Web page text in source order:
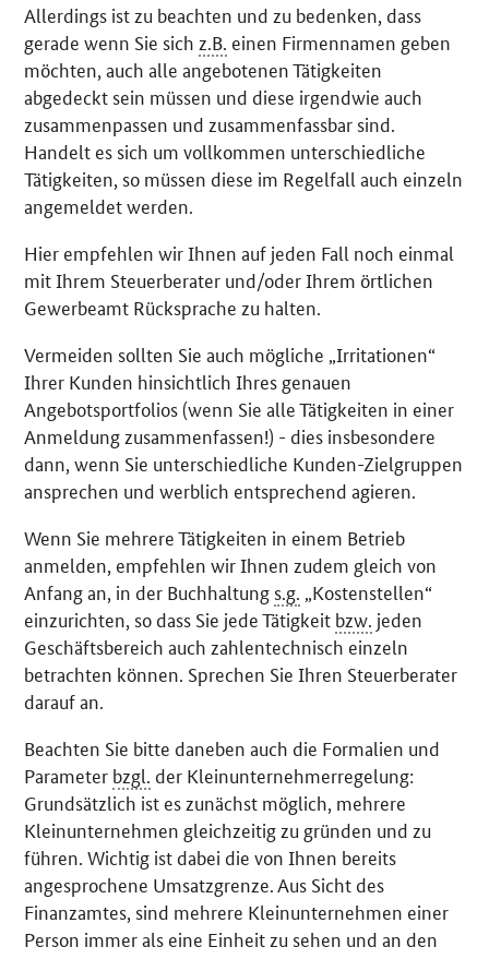
Allerdings ist zu beachten und zu bedenken, dass
gerade wenn Sie sich z.B. einen Firmennamen geben
möchten, auch alle angebotenen Tätigkeiten
abgedeckt sein müssen und diese irgendwie auch
zusammenpassen und zusammenfassbar sind.
Handelt es sich um vollkommen unterschiedliche
Tätigkeiten, so müssen diese im Regelfall auch einzeln
angemeldet werden.
Hier empfehlen wir Ihnen auf jeden Fall noch einmal
mit Ihrem Steuerberater und/oder Ihrem örtlichen
Gewerbeamt Rücksprache zu halten.
Vermeiden sollten Sie auch mögliche „Irritationen“
Ihrer Kunden hinsichtlich Ihres genauen
Angebotsportfolios (wenn Sie alle Tätigkeiten in einer
Anmeldung zusammenfassen!) - dies insbesondere
dann, wenn Sie unterschiedliche Kunden-Zielgruppen
ansprechen und werblich entsprechend agieren.
Wenn Sie mehrere Tätigkeiten in einem Betrieb
anmelden, empfehlen wir Ihnen zudem gleich von
Anfang an, in der Buchhaltung s.g. „Kostenstellen“
einzurichten, so dass Sie jede Tätigkeit bzw. jeden
Geschäftsbereich auch zahlentechnisch einzeln
betrachten können. Sprechen Sie Ihren Steuerberater
darauf an.
Beachten Sie bitte daneben auch die Formalien und
Parameter bzgl. der Kleinunternehmerregelung:
Grundsätzlich ist es zunächst möglich, mehrere
Kleinunternehmen gleichzeitig zu gründen und zu
führen. Wichtig ist dabei die von Ihnen bereits
angesprochene Umsatzgrenze. Aus Sicht des
Finanzamtes, sind mehrere Kleinunternehmen einer
Person immer als eine Einheit zu sehen und an den